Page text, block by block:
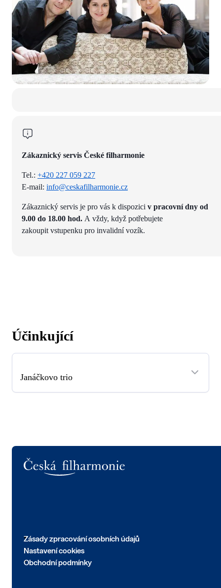
Zákaznický servis České filharmonie
Tel.: +420 227 059 227
E-mail: info@ceskafilharmonie.cz
Zákaznický servis je pro vás k dispozici v pracovní dny od
9.00 do 18.00 hod. A vždy, když potřebujete
zakoupit vstupenku pro invalidní vozík.
Účinkující
Janáčkovo trio
Zásady zpracování osobních údajů
Nastavení cookies
Obchodní podmínky